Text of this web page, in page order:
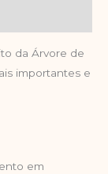
da Árvore de
importantes e
em